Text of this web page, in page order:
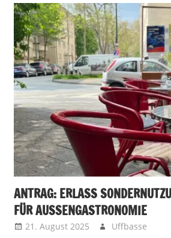
ANTRAG: ERLASS
FÜR AUSSENGASTRONOMIE
21. August 2025 Uffbasse